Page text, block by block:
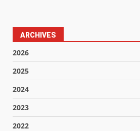
ARCHIVES
2026
2025
2024
2023
2022